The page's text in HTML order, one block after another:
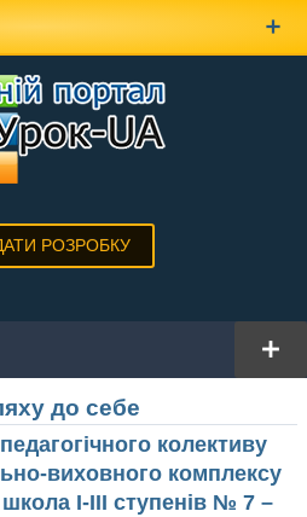
РОЗРОБКУ
до себе
колективу
виховного комплексу
І-ІІІ ступенів № 7 –